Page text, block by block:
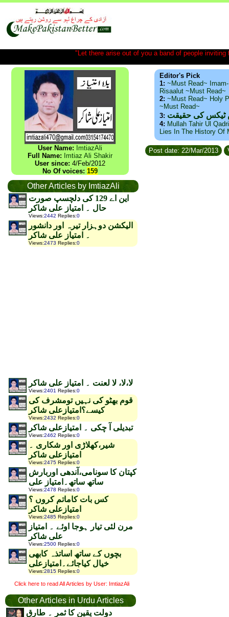
"Let there arise out of you a band of people
User Name: ImtiazAli
Full Name: Imtiaz Ali Shakir
User since: 4/Feb/2012
No Of voices: 159
Other Articles by ImtiazAli
این اے 129 کی دلچسپ صورت
حال ۔ امتیاز علی شاکر
Views:2442 Replies:0
الیکشن دوہزار تیرہ اور دانشور
۔ امتیاز علی شاکر
Views:2473 Replies:0
لا،لا، لا لعنت ۔ امتیاز علی شاکر
Views:2401 Replies:0
قوم بھٹو کی نہیں تومشرف کی
کیسے؟امتیازعلی شاکر
Views:2432 Replies:0
تبدیلی آ چکی ۔ امتیازعلی شاکر
Views:2462 Replies:0
شیر،کھلاڑی اور شکاری ۔
امتیازعلی شاکر
Views:2475 Replies:0
کپتان کا سونامی،آندھی اوربارش
ساتھ ساتھ۔امتیاز علی
Views:2478 Replies:0
کس بات کاماتم کروں ؟
امتیازعلی شاکر
Views:2485 Replies:0
مرن لئی تیار ہوجا اوئے ۔ امتیاز
علی شاکر
Views:2500 Replies:0
بچوں کے ساتھ اساتذہ کابھی
خیال کیاجائے۔امتیازعلی
Views:2815 Replies:0
Click here to read All Articles by User: ImtiazAli
Other Articles in Urdu Articles
دولت یقین کا ثمر ۔ طارق
Editor's Pick
1: ~Must Read~
Risaalut ~Must Read~
2: ~Must Read~ Holy
~Must Read~
3: ٹیکس کی حقیقت
4: Mullah Tahir Ul
Lies In The History Of
Post date: 22/Mar/2013